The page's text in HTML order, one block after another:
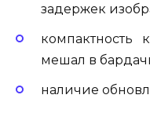
задержек
компактность
мешал в
наличие